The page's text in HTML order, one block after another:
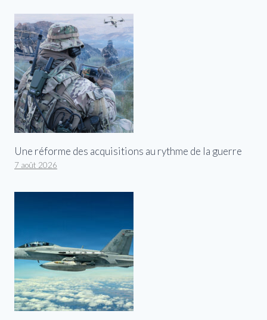
Une réforme des acquisitions au rythme de la guerre
7 août 2026